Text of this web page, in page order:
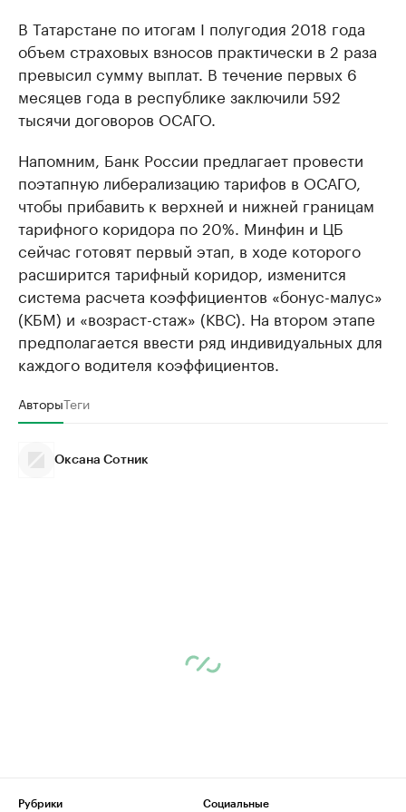
В Татарстане по итогам I полугодия 2018 года
объем страховых взносов практически в 2 раза
превысил сумму выплат. В течение первых 6
месяцев года в республике заключили 592
тысячи договоров ОСАГО.
Напомним, Банк России предлагает провести
поэтапную либерализацию тарифов в ОСАГО,
чтобы прибавить к верхней и нижней границам
тарифного коридора по 20%. Минфин и ЦБ
сейчас готовят первый этап, в ходе которого
расширится тарифный коридор, изменится
система расчета коэффициентов «бонус-малус»
(КБМ) и «возраст-стаж» (КВС). На втором этапе
предполагается ввести ряд индивидуальных для
каждого водителя коэффициентов.
АвторыТеги
Оксана Сотник
Рубрики
Социальные